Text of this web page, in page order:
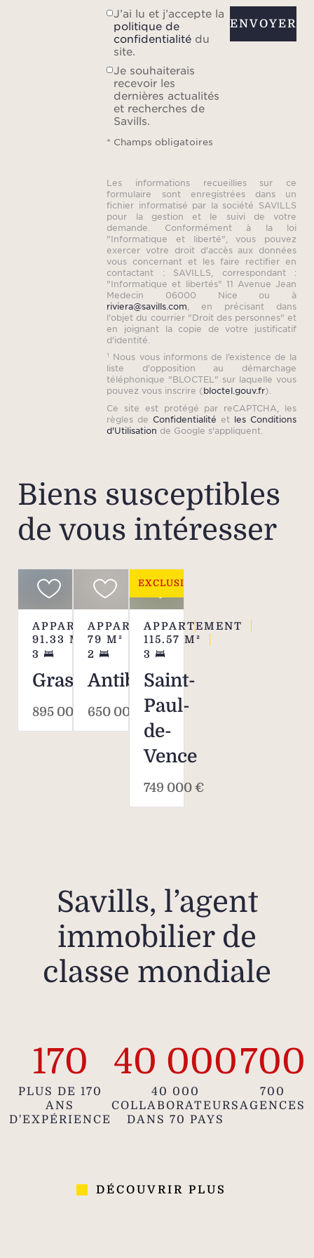
J’ai lu et j’accepte la
politique de
confidentialité du
site.
Je souhaiterais
recevoir les
dernières actualités
et recherches de
Savills.
* Champs obligatoires
ENVOYER
Les informations recueillies sur ce
formulaire sont enregistrées dans un
fichier informatisé par la société SAVILLS
pour la gestion et le suivi de votre
demande. Conformément à la loi
"Informatique et liberté", vous pouvez
exercer votre droit d'accès aux données
vous concernant et les faire rectifier en
contactant : SAVILLS, correspondant :
"Informatique et libertés" 11 Avenue Jean
Medecin 06000 Nice ou à
riviera@savills.com , en précisant dans
l'objet du courrier "Droit des personnes" et
en joignant la copie de votre justificatif
d'identité.
¹ Nous vous informons de l’existence de la
liste d'opposition au démarchage
téléphonique "BLOCTEL" sur laquelle vous
pouvez vous inscrire (bloctel.gouv.fr).
Ce site est protégé par reCAPTCHA, les
règles deConfidentialité et les Conditions
d'Utilisation de Google s'appliquent.
Biens susceptibles
de vous intéresser
APPARTEMENT
91.33 M²
3
Grasse
895 000 €
APPARTEMENT
79 M²
2
Antibes
650 000 €
EXCLUSIVITÉ
APPARTEMENT
115.57 M²
3
Saint-
Paul-
de-
Vence
749 000 €
Savills, l’agent
immobilier de
classe mondiale
170
PLUS DE 170
ANS
D'EXPÉRIENCE
40 000
40 000
COLLABORATEURS
DANS 70 PAYS
700
700
AGENCES
DÉCOUVRIR PLUS